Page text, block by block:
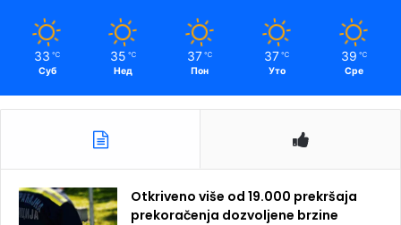
33 ℃
Суб
35 ℃
Нед
37 ℃
Пон
37 ℃
Уто
39 ℃
Сре
Otkriveno više od 19.000 prekršaja
prekoračenja dozvoljene brzine